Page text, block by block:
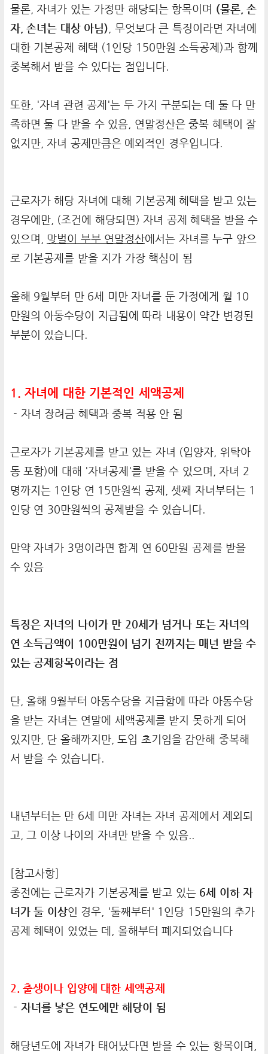
물론, 자녀가 있는 가정만 해당되는 항목이며 (물론, 손
자, 손녀는 대상 아님) , 무엇보다 큰 특징이라면 자녀에
대한 기본공제 혜택 (1인당 150만원 소득공제)과 함께
중복해서 받을 수 있다는 점입니다.
또한, '자녀 관련 공제'는 두 가지 구분되는 데 둘 다 만
족하면 둘 다 받을 수 있음, 연말정산은 중복 혜택이 잘
없지만, 자녀 공제만큼은 예외적인 경우입니다.
근로자가 해당 자녀에 대해 기본공제 혜택을 받고 있는
경우에만, (조건에 해당되면) 자녀 공제 혜택을 받을 수
있으며, 맞벌이 부부 연말정산에서는 자녀를 누구 앞으
로 기본공제를 받을 지가 가장 핵심이 됨
올해 9월부터 만 6세 미만 자녀를 둔 가정에게 월 10
만원의 아동수당이 지급됨에 따라 내용이 약간 변경된
부분이 있습니다.
1. 자녀에 대한 기본적인 세액공제
- 자녀 장려금 혜택과 중복 적용 안 됨
근로자가 기본공제를 받고 있는 자녀 (입양자, 위탁아
동 포함)에 대해 '자녀공제'를 받을 수 있으며, 자녀 2
명까지는 1인당 연 15만원씩 공제, 셋째 자녀부터는 1
인당 연 30만원씩의 공제받을 수 있습니다.
만약 자녀가 3명이라면 합계 연 60만원 공제를 받을
수 있음
특징은 자녀의 나이가 만 20세가 넘거나 또는 자녀의
연 소득금액이 100만원이 넘기 전까지는 매년 받을 수
있는 공제항목이라는 점
단, 올해 9월부터 아동수당을 지급함에 따라 아동수당
을 받는 자녀는 연말에 세액공제를 받지 못하게 되어
있지만, 단 올해까지만, 도입 초기임을 감안해 중복해
서 받을 수 있습니다.
내년부터는 만 6세 미만 자녀는 자녀 공제에서 제외되
고, 그 이상 나이의 자녀만 받을 수 있음..
[참고사항]
종전에는 근로자가 기본공제를 받고 있는 6세 이하 자
녀가 둘 이상인 경우, '둘째부터' 1인당 15만원의 추가
공제 혜택이 있었는 데, 올해부터 폐지되었습니다
2. 출생이나 입양에 대한 세액공제
- 자녀를 낳은 연도에만 해당이 됨
해당년도에 자녀가 태어났다면 받을 수 있는 항목이며,